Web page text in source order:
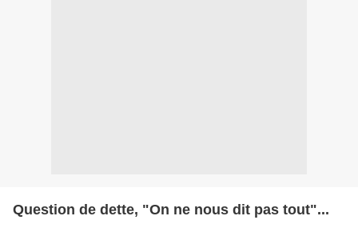
Question de dette, "On ne nous dit pas tout"...